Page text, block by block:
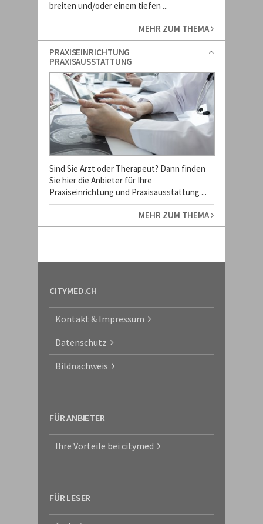
breiten und/oder einem tiefen ...
MEHR ZUM THEMA
PRAXISEINRICHTUNG
PRAXISAUSSTATTUNG
Sind Sie Arzt oder Therapeut? Dann finden
Sie hier die Anbieter für Ihre
Praxiseinrichtung und Praxisausstattung ...
MEHR ZUM THEMA
CITYMED.CH
Kontakt & Impressum
Datenschutz
Bildnachweis
FÜR ANBIETER
Ihre Vorteile bei citymed
FÜR LESER